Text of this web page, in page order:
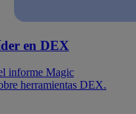
en DEX
informe Magic
herramientas DEX.